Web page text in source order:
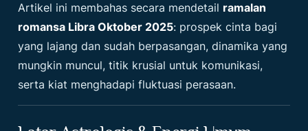
Artikel ini membahas secara mendetail ramalan
romansa Libra Oktober 2025: prospek cinta bagi
yang lajang dan sudah berpasangan, dinamika yang
mungkin muncul, titik krusial untuk komunikasi,
serta kiat menghadapi fluktuasi perasaan.